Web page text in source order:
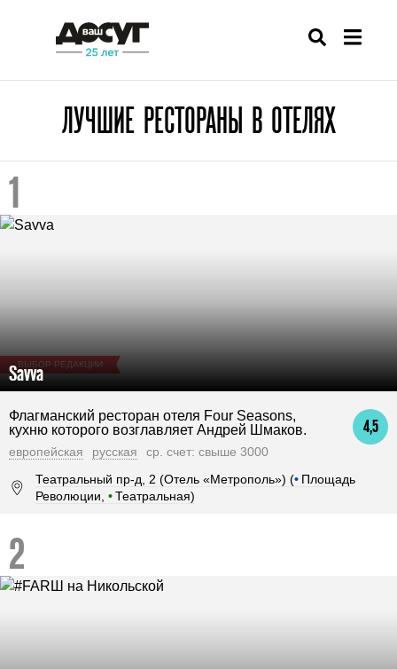
ЛУЧШИЕ РЕСТОРАНЫ В ОТЕЛЯХ
ВЫБОР РЕДАКЦИИ
Savva
4,5
Флагманский ресторан отеля Four Seasons,
кухню которого возглавляет Андрей Шмаков.
европейская русская
ср. счет: свыше 3000
Театральный пр-д, 2 (Отель «Метрополь») (• Площадь
Революции, •Театральная)